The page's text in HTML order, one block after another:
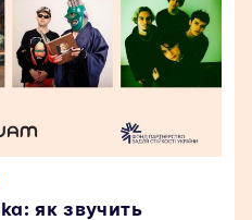
як звучить